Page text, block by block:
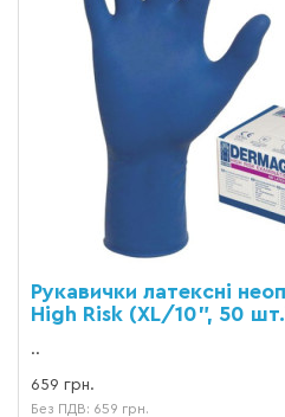
Рукавички латексні
High Risk (XL/10", 50
..
659 грн.
Без ПДВ: 659 грн.